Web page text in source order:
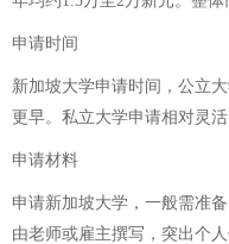
申请时间
新加坡大学申请时间，公立
更早。私立大学申请相对灵
申请材料
申请新加坡大学，一般需准
由老师或雇主撰写，突出个